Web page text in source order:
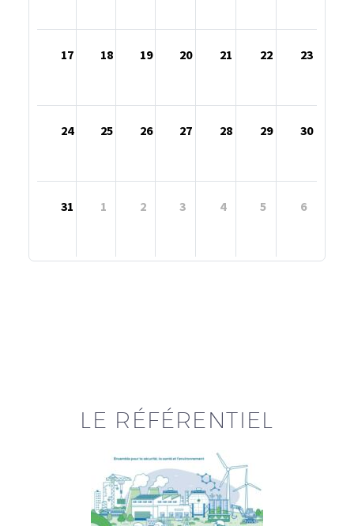
17 18 19 20 21 22 23
24 25 26 27 28 29 30
31 1 2 3 4 5 6
LE RÉFÉRENTIEL